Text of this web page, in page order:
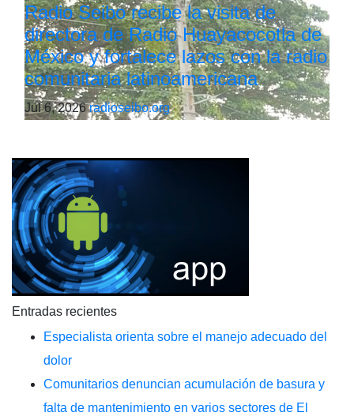
Radio Seibo recibe la visita de
directora de Radio Huayacocotla de
México y fortalece lazos con la radio
comunitaria latinoamericana
Jul 6, 2026radioseibo.org
Entradas recientes
Especialista orienta sobre el manejo adecuado del
dolor
Comunitarios denuncian acumulación de basura y
falta de mantenimiento en varios sectores de El